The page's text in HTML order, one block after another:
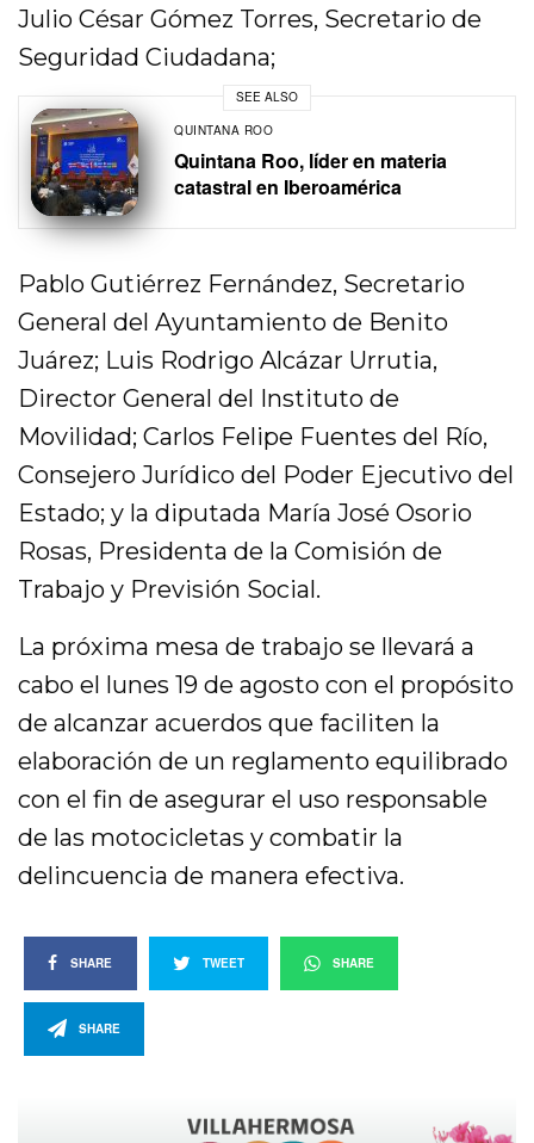
Julio César Gómez Torres, Secretario de
Seguridad Ciudadana;
SEE ALSO
QUINTANA ROO
Quintana Roo, líder en materia
catastral en Iberoamérica
Pablo Gutiérrez Fernández, Secretario
General del Ayuntamiento de Benito
Juárez; Luis Rodrigo Alcázar Urrutia,
Director General del Instituto de
Movilidad; Carlos Felipe Fuentes del Río,
Consejero Jurídico del Poder Ejecutivo del
Estado; y la diputada María José Osorio
Rosas, Presidenta de la Comisión de
Trabajo y Previsión Social.
La próxima mesa de trabajo se llevará a
cabo el lunes 19 de agosto con el propósito
de alcanzar acuerdos que faciliten la
elaboración de un reglamento equilibrado
con el fin de asegurar el uso responsable
de las motocicletas y combatir la
delincuencia de manera efectiva.
SHARE TWEET SHARE
SHARE